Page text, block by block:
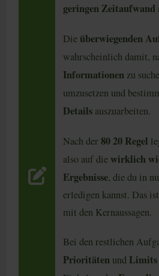
geringen Zeitaufwand
Dieüberwiegenden
wahrscheinlich damit,
Informationen zu
umzusetzen und
Details auszuarbeiten.
Nach der80 20 Regel
also auf die wirklich
Ergebnisse, die du in
erledigen kannst. Das
mit den Kernaussagen.
Bei den restlichen
Prioritäten und Limits